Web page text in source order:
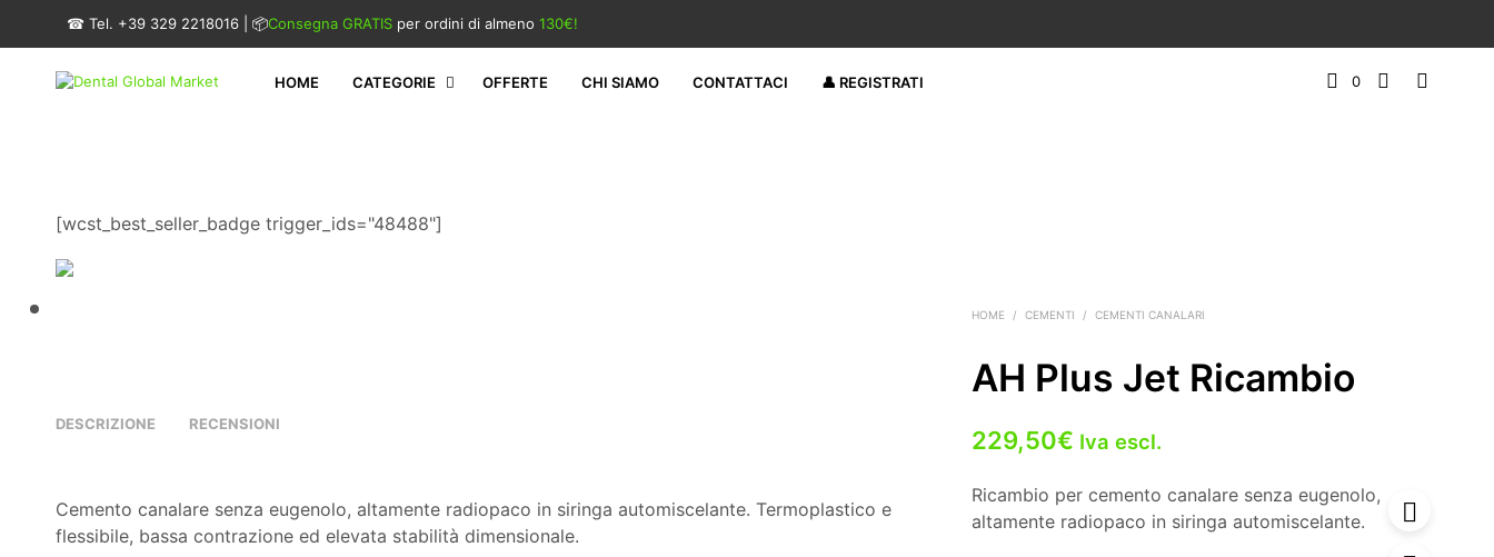
☎ Tel. +39 329 2218016 | 📦Consegna GRATIS per ordini di almeno 130€!
HOME CATEGORIE OFFERTE CHI SIAMO CONTATTACI 👤 REGISTRATI 0
[wcst_best_seller_badge trigger_ids="48488"]
HOME / CEMENTI / CEMENTI CANALARI
AH Plus Jet Ricambio
229,50€ Iva escl.
Ricambio per cemento canalare senza eugenolo,
altamente radiopaco in siringa automiscelante.
DESCRIZIONE RECENSIONI
Cemento canalare senza eugenolo, altamente radiopaco in siringa automiscelante. Termoplastico e
flessibile, bassa contrazione ed elevata stabilità dimensionale.